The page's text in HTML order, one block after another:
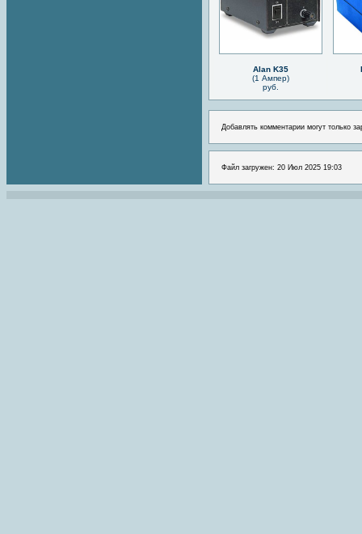
Alan K35
(1 Ампер)
руб.
Добавлять комментарии могут только
Файл загружен: 20 Июл 2025 19:03